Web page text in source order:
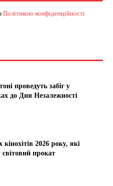
Політикою конфіденційності
проведуть забіг у
до Дня Незалежності
кінохітів 2026 року, які
світовий прокат